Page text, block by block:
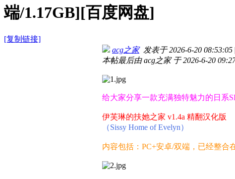
端/1.17GB][百度网盘]
[复制链接]
acg之家发表于 2026-6-20 08:53:05
本帖最后由 acg之家 于 2026-6-20
给大家分享一款充满独特魅力的日系
伊芙琳的扶她之家 v1.4a 精翻汉化版
（Sissy Home of Evelyn）
内容包括：PC+安卓/双端，已经整合